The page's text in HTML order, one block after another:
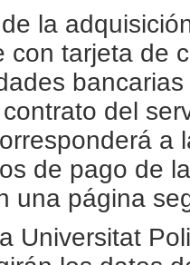
la
con tarjeta de
del
a
de pago de
una página
Universitat